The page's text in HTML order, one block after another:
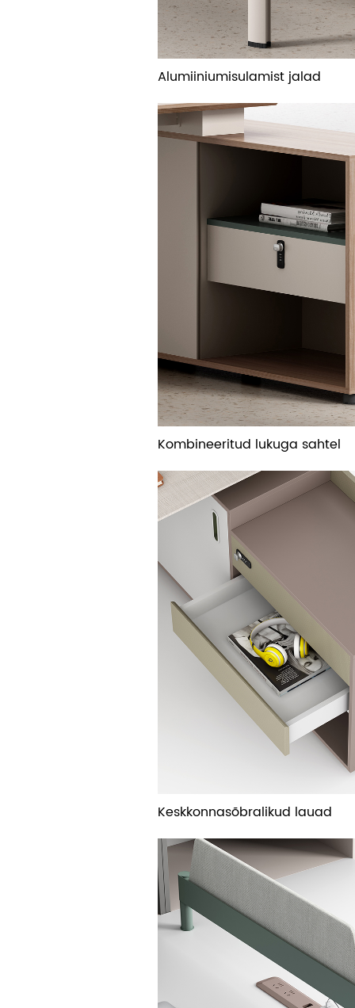
Alumiiniumisulamist jalad
Kombineeritud lukuga sahtel
Keskkonnasõbralikud lauad